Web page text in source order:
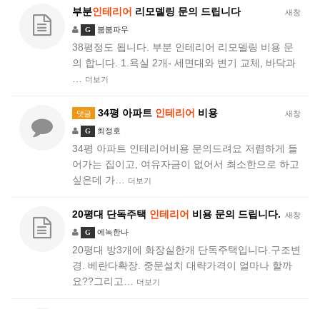
새창
부분인테리어 리모델링 문의 드립니다
G 붐붐파우
38평정도 됩니다. 부분 인테리어 리모델링 비용 문
의 합니다. 1.욕실 2개- 세면대와 변기 교체, 바닥과
더보기
새창
댓글 34평 아파트 인테리어 비용
G 최정호
34평 아파트 인테리어비용 문의드려요 저렴하게 들
어가는 집이고, 여유자금이 없어서 최소한으로 하고
싶은데 가…
더보기
새창
20평대 단독주택 인테리어 비용 문의 드립니다.
G 에녹한나
20평대 방3개에 화장실한개 단독주택입니다.구조변
경. 베란다확장. 중문설치 대략가격이 얼마나 할까
요??그리고…
더보기